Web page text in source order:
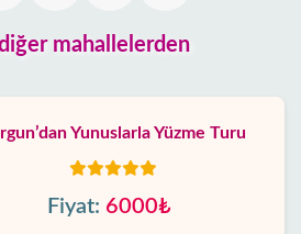
mahallelerden
Yunuslarla Yüzme Turu
Fiyat: 6000₺